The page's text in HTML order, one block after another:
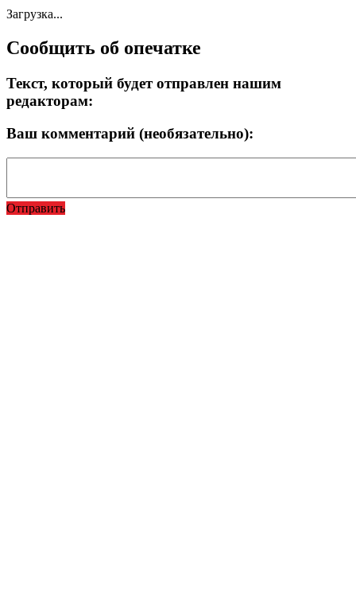
Загрузка...
Сообщить об опечатке
Текст, который будет отправлен нашим
редакторам:
Ваш комментарий (необязательно):
Отправить